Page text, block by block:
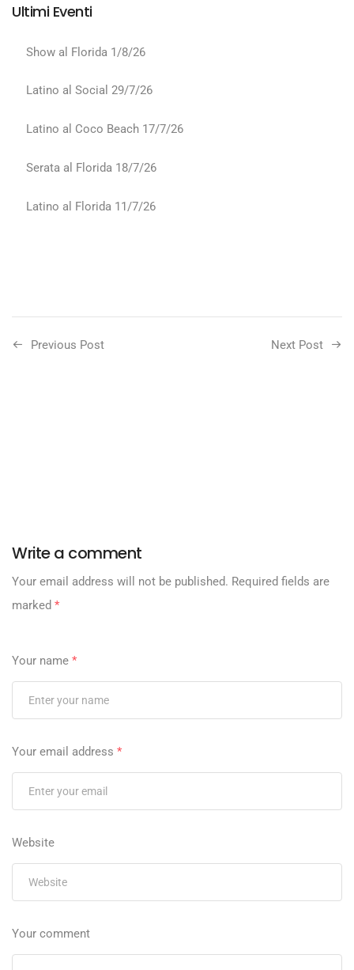
Ultimi Eventi
Show al Florida 1/8/26
Latino al Social 29/7/26
Latino al Coco Beach 17/7/26
Serata al Florida 18/7/26
Latino al Florida 11/7/26
Previous Post Next Post
Write a comment
Your email address will not be published. Required fields are
marked *
Your name *
Your email address *
Website
Your comment